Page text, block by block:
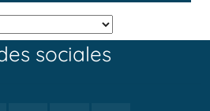
sociales